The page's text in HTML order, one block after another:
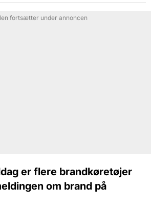
fortsætter under annoncen
er flere brandkøretøjer
om brand på